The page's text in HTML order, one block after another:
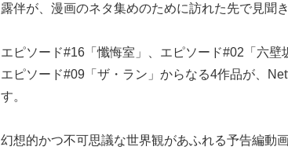
露伴が、漫画のネタ集めのために訪れた先で見聞
エピソード#16「懺悔室」、エピソード#02「六壁
エピソード#09「ザ・ラン」からなる4作品が、
す。
幻想的かつ不可思議な世界観があふれる予告編動